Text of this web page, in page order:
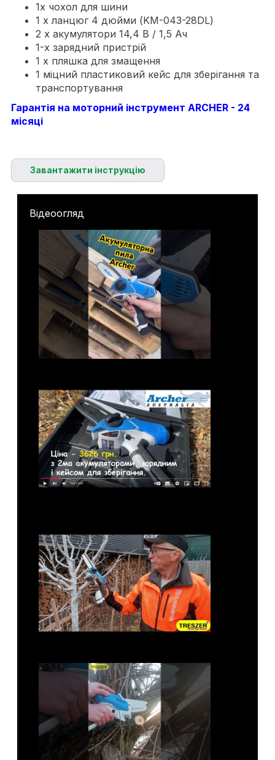
1х чохол для шини
1 х ланцюг 4 дюйми (KM-043-28DL)
2 х акумулятори 14,4 В / 1,5 Ач
1-х зарядний пристрій
1 х пляшка для змащення
1 міцний пластиковий кейс для зберігання та
транспортування
Гарантія на моторний інструмент ARCHER - 24
місяці
Завантажити інструкцію
Відеоогляд